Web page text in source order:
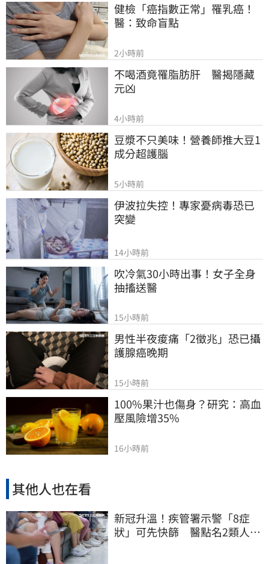
健檢「癌指數正常」罹乳癌！
醫：致命盲點
2小時前
不喝酒竟罹脂肪肝　醫揭隱藏
元凶
4小時前
豆漿不只美味！營養師推大豆1
成分超護腦
5小時前
伊波拉失控！專家憂病毒恐已
突變
14小時前
吹冷氣30小時出事！女子全身
抽搐送醫
15小時前
男性半夜痠痛「2徵兆」恐已攝
護腺癌晚期
15小時前
100%果汁也傷身？研究：高血
壓風險增35%
16小時前
其他人也在看
新冠升溫！疾管署示警「8症
狀」可先快篩 醫點名2類人重